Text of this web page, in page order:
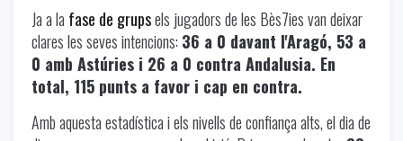
Ja a la fase de grupsels jugadors de les Bès7ies van deixar
clares les seves intencions: 36 a 0 davant l'Aragó, 53 a
0 amb Astúries i 26 a 0 contra Andalusia. En
total, 115 punts a favor i cap en contra.
Amb aquesta estadística i els nivells de confiança alts, el dia de